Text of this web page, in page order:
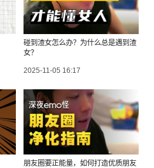
碰到渣女怎么办？为什么总是遇到渣
女？
2025-11-05 16:17
朋友圈要正能量，如何打造优质朋友